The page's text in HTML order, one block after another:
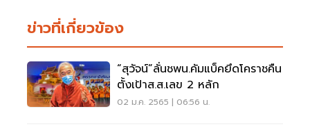
ข่าวที่เกี่ยวข้อง
“สุวัจน์”ลั่นชพน.คัมแบ็คยึดโคราชคืน
ตั้งเป้าส.ส.เลข 2 หลัก
02 ม.ค. 2565 | 06:56 น.